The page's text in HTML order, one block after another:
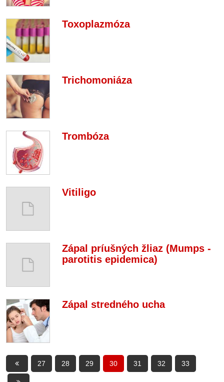
Toxoplazmóza
Trichomoniáza
Trombóza
Vitiligo
Zápal príušných žliaz (Mumps -
parotitis epidemica)
Zápal stredného ucha
27 28 29 30 31 32 33